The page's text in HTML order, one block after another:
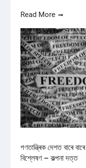
Read More
গণতান্ত্ৰিক দেশত বাৰে
বিশ্লেষণ – কল্পনা দত্ত